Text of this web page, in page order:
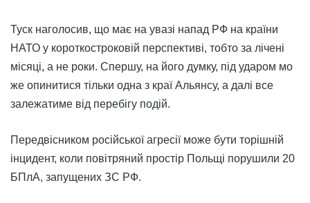
Туск наголосив, що має на увазі напад РФ на країни
НАТО у короткостроковій перспективі, тобто за лічені
місяці, а не роки. Спершу, на його думку, під ударом мо
же опинитися тільки одна з краї Альянсу, а далі все
залежатиме від перебігу подій.
Передвісником російської агресії може бути торішній
інцидент, коли повітряний простір Польщі порушили 20
БПлА, запущених ЗС РФ.